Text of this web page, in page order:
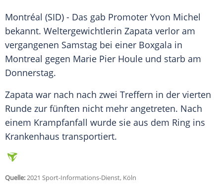
Montréal (SID) - Das gab Promoter Yvon Michel
bekannt. Weltergewichtlerin Zapata verlor am
vergangenen Samstag bei einer Boxgala in
Montreal gegen Marie Pier Houle und starb am
Donnerstag.
Zapata war nach nach zwei Treffern in der vierten
Runde zur fünften nicht mehr angetreten. Nach
einem Krampfanfall wurde sie aus dem Ring ins
Krankenhaus transportiert.
Quelle:2021 Sport-Informations-Dienst, Köln